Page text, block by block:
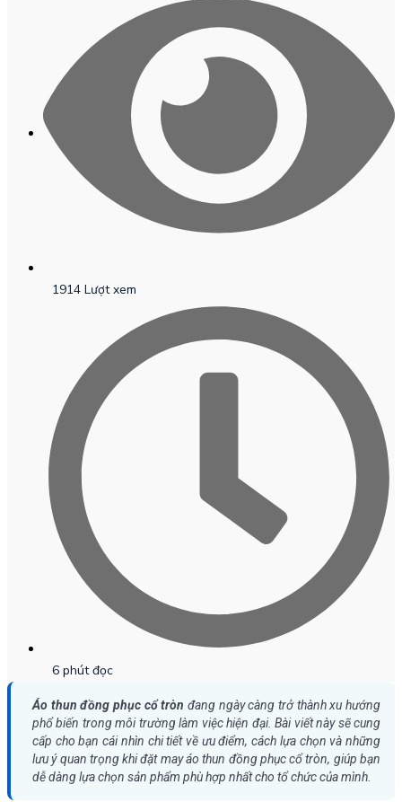
1914 Lượt xem
6 phút đọc
Áo thun đồng phục cổ tròn đang ngày càng trở thành xu hướng
phổ biến trong môi trường làm việc hiện đại. Bài viết này sẽ cung
cấp cho bạn cái nhìn chi tiết về ưu điểm, cách lựa chọn và những
lưu ý quan trọng khi đặt may áo thun đồng phục cổ tròn, giúp bạn
dễ dàng lựa chọn sản phẩm phù hợp nhất cho tổ chức của mình.